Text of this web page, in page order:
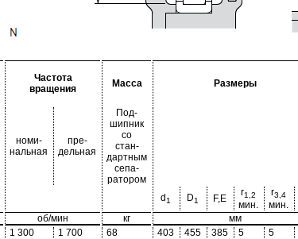
Частота
вращения
Масса Размеры
номи-
нальная
пре-
дельная
Под-
шипник
со
стан-
дартным
сепа-
ратором
d1 D1 F,E
r1,2
мин.
r3,4
мин.
об/мин кг мм
1 300 1 700 68 403 455 385 5 5